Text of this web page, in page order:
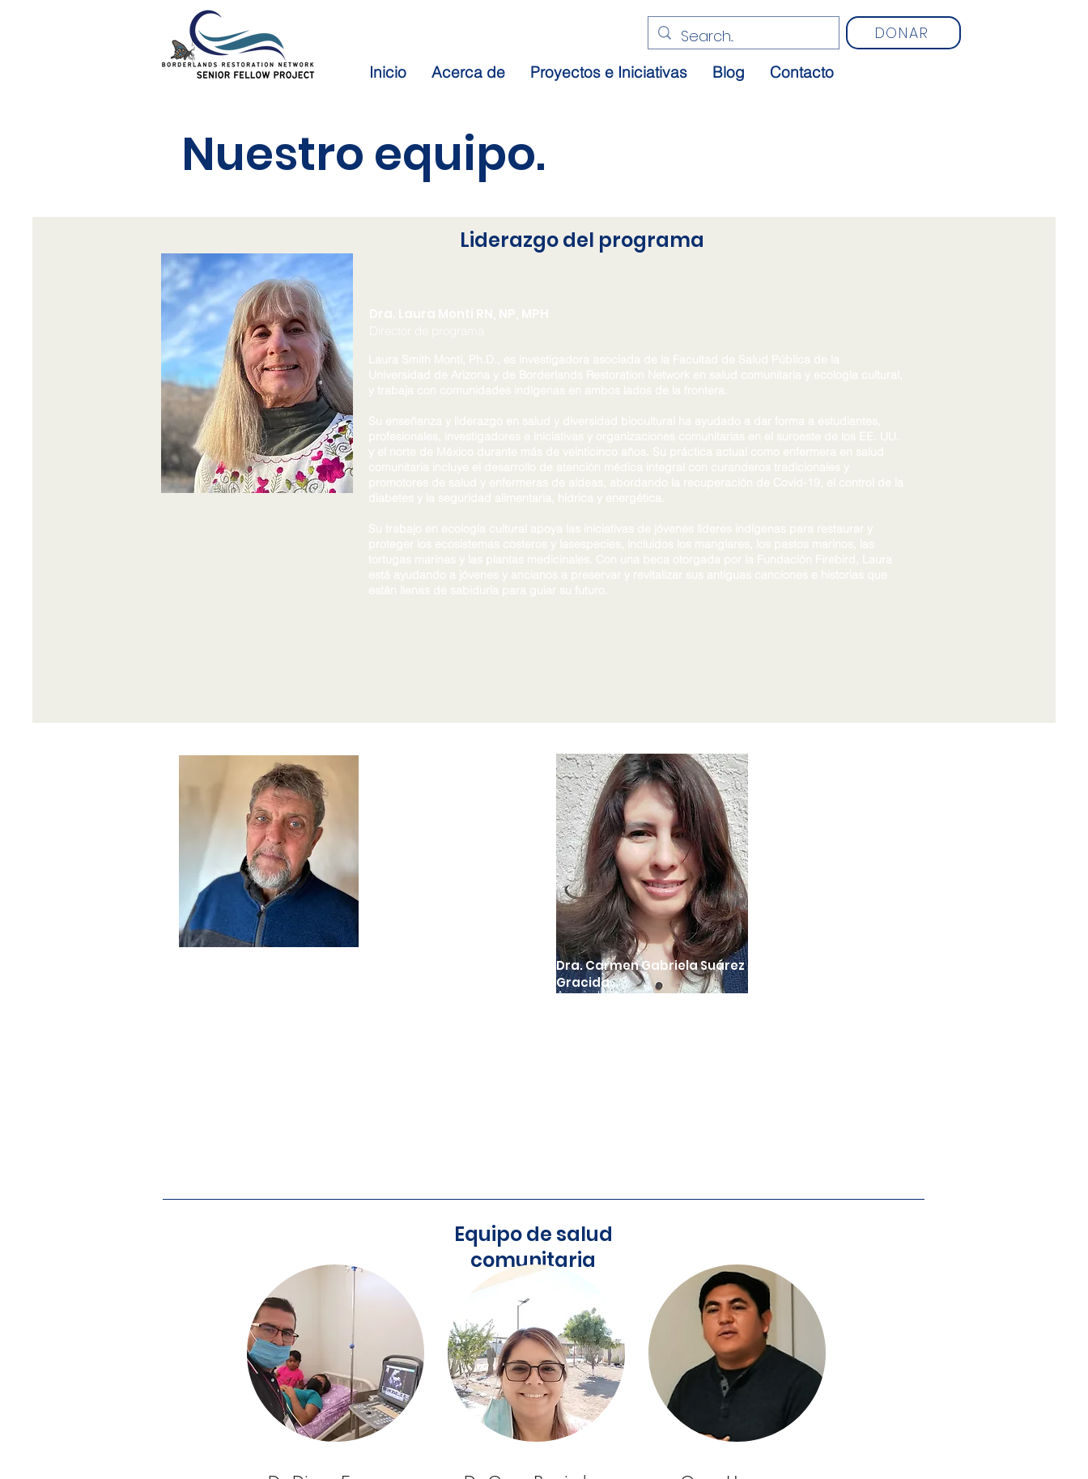
Inicio Acerca de Proyectos e Iniciativas Blog Contacto
DONAR
Nuestro equipo.
Liderazgo del programa
Laura Smith Monti, Ph.D., es investigadora asociada de la Facultad de Salud Pública de la
Universidad de Arizona y de Borderlands Restoration Network en salud comunitaria y ecología cultural,
y trabaja con comunidades indígenas en ambos lados de la frontera.
Su enseñanza y liderazgo en salud y diversidad biocultural ha ayudado a dar forma a estudiantes,
profesionales, investigadores e iniciativas y organizaciones comunitarias en el suroeste de los EE. UU.
y el norte de México durante más de veinticinco años. Su práctica actual como enfermera en salud
comunitaria incluye el desarrollo de atención médica integral con curanderos tradicionales y
promotores de salud y enfermeras de aldeas, abordando la recuperación de Covid-19, el control de la
diabetes y la seguridad alimentaria, hídrica y energética.
Su trabajo en ecología cultural apoya las iniciativas de jóvenes líderes indígenas para restaurar y
proteger los ecosistemas costeros y lasespecies, incluidos los manglares, los pastos marinos, las
tortugas marinas y las plantas medicinales. Con una beca otorgada por la Fundación Firebird, Laura
está ayudando a jóvenes y ancianos a preservar y revitalizar sus antiguas canciones e historias que
están llenas de sabiduría para guiar su futuro.
Dra. Laura Monti RN, NP, MPH
Director de programa
Dra. Carmen Gabriela Suárez
Gracida
Asociado del programa
Equipo de salud
comunitaria